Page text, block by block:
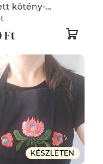
kötény-
MAMA/fehér
Ft
KÉSZLETEN